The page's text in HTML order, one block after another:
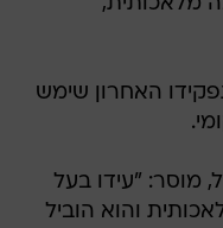
האחרון שימש
מוסר: "עידו בעל
את פעילות הענן
עם ספקיות הענן